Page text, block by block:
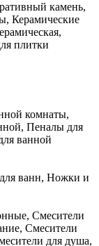
камень,
Керамические
плитки
комнаты,
Пеналы для
ванной
ванн, Ножки и
Смесители
Смесители
для душа,